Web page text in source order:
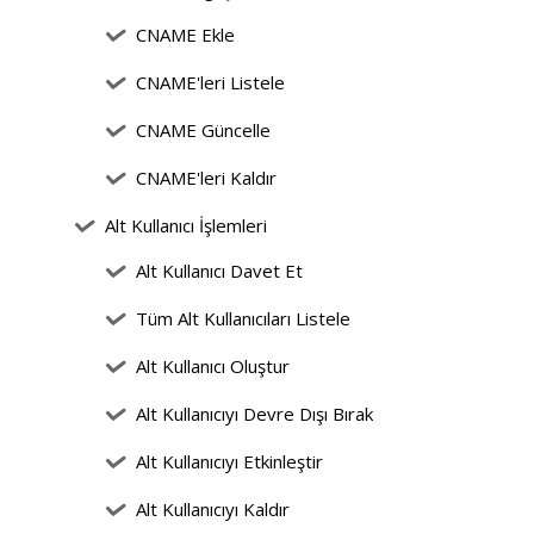
CNAME Ekle
CNAME'leri Listele
CNAME Güncelle
CNAME'leri Kaldır
Alt Kullanıcı İşlemleri
Alt Kullanıcı Davet Et
Tüm Alt Kullanıcıları Listele
Alt Kullanıcı Oluştur
Alt Kullanıcıyı Devre Dışı Bırak
Alt Kullanıcıyı Etkinleştir
Alt Kullanıcıyı Kaldır